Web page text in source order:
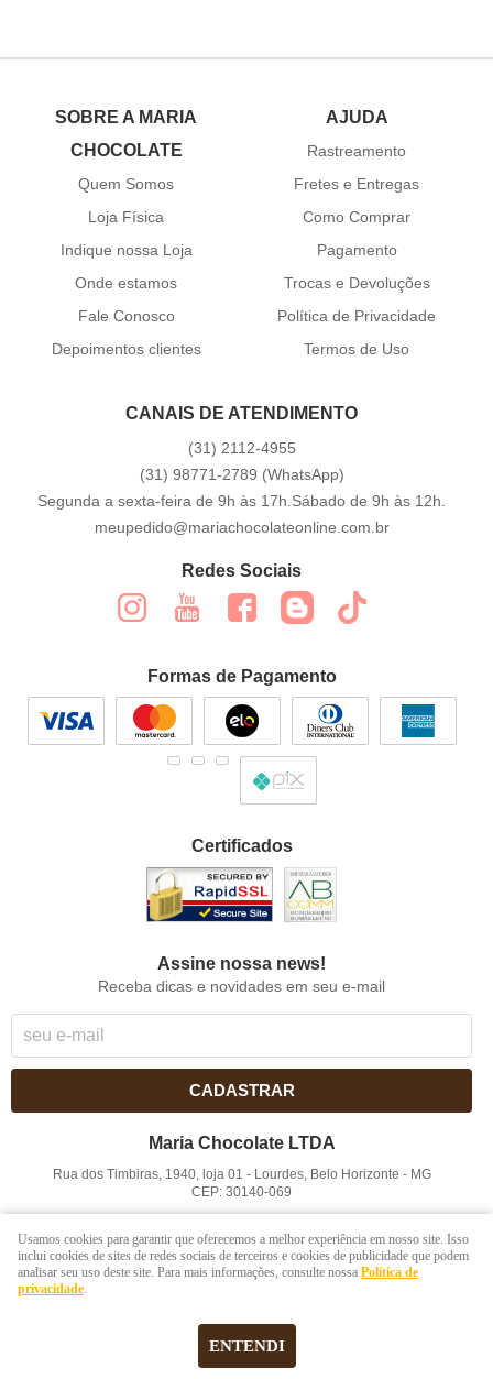
SOBRE A MARIA
CHOCOLATE
Quem Somos
Loja Física
Indique nossa Loja
Onde estamos
Fale Conosco
Depoimentos clientes
AJUDA
Rastreamento
Fretes e Entregas
Como Comprar
Pagamento
Trocas e Devoluções
Política de Privacidade
Termos de Uso
CANAIS DE ATENDIMENTO
(31) 2112-4955
(31) 98771-2789 (WhatsApp)
Segunda a sexta-feira de 9h às 17h.Sábado de 9h às 12h.
meupedido@mariachocolateonline.com.br
Redes Sociais
Formas de Pagamento
Certificados
Assine nossa news!
Receba dicas e novidades em seu e-mail
CADASTRAR
Maria Chocolate LTDA
Rua dos Timbiras, 1940, loja 01 - Lourdes, Belo Horizonte - MG
CEP: 30140-069
LOJA VIRTUAL CRIADA POR
Usamos cookies para garantir que oferecemos a melhor experiência em nosso site. Isso
inclui cookies de sites de redes sociais de terceiros e cookies de publicidade que podem
analisar seu uso deste site. Para mais informações, consulte nossa Política de
privacidade.
ENTENDI